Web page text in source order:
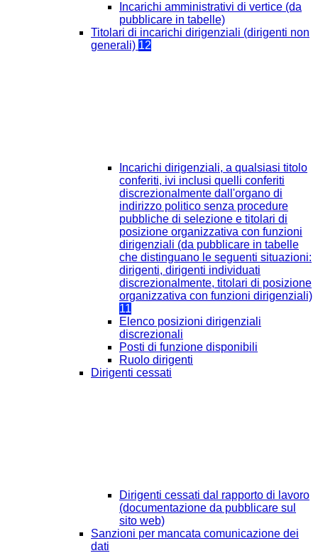
Incarichi amministrativi di vertice (da
pubblicare in tabelle)
Titolari di incarichi dirigenziali (dirigenti non
generali) 12
Incarichi dirigenziali, a qualsiasi titolo
conferiti, ivi inclusi quelli conferiti
discrezionalmente dall'organo di
indirizzo politico senza procedure
pubbliche di selezione e titolari di
posizione organizzativa con funzioni
dirigenziali (da pubblicare in tabelle
che distinguano le seguenti situazioni:
dirigenti, dirigenti individuati
discrezionalmente, titolari di posizione
organizzativa con funzioni dirigenziali)
11
Elenco posizioni dirigenziali
discrezionali
Posti di funzione disponibili
Ruolo dirigenti
Dirigenti cessati
Dirigenti cessati dal rapporto di lavoro
(documentazione da pubblicare sul
sito web)
Sanzioni per mancata comunicazione dei
dati